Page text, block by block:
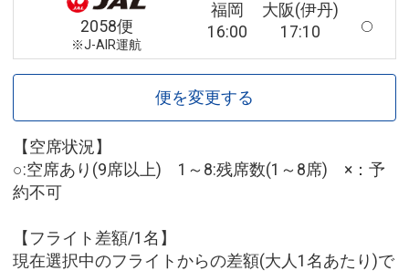
2058便
※J-AIR運航
福岡
16:00
大阪(伊丹)
17:10
便を変更する
【空席状況】
○:空席あり(9席以上) 1～8:残席数(1～8席) ×：予
約不可
【フライト差額/1名】
現在選択中のフライトからの差額(大人1名あたり)で